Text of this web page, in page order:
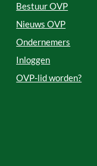
Bestuur OVP
Nieuws OVP
Ondernemers
Inloggen
OVP-lid worden?